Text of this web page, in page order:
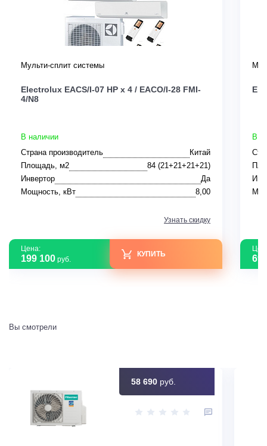
Мульти-сплит системы
Electrolux EACS/I-07 HP x 4 / EACO/I-28 FMI-
4/N8
В наличии
Страна производитель
Китай
Площадь, м2
84 (21+21+21+21)
Инвертор
Да
Мощность, кВт
8,00
Узнать скидку
Цена:
199 100 руб.
КУПИТЬ
В
69
Вы смотрели
58 690 руб.